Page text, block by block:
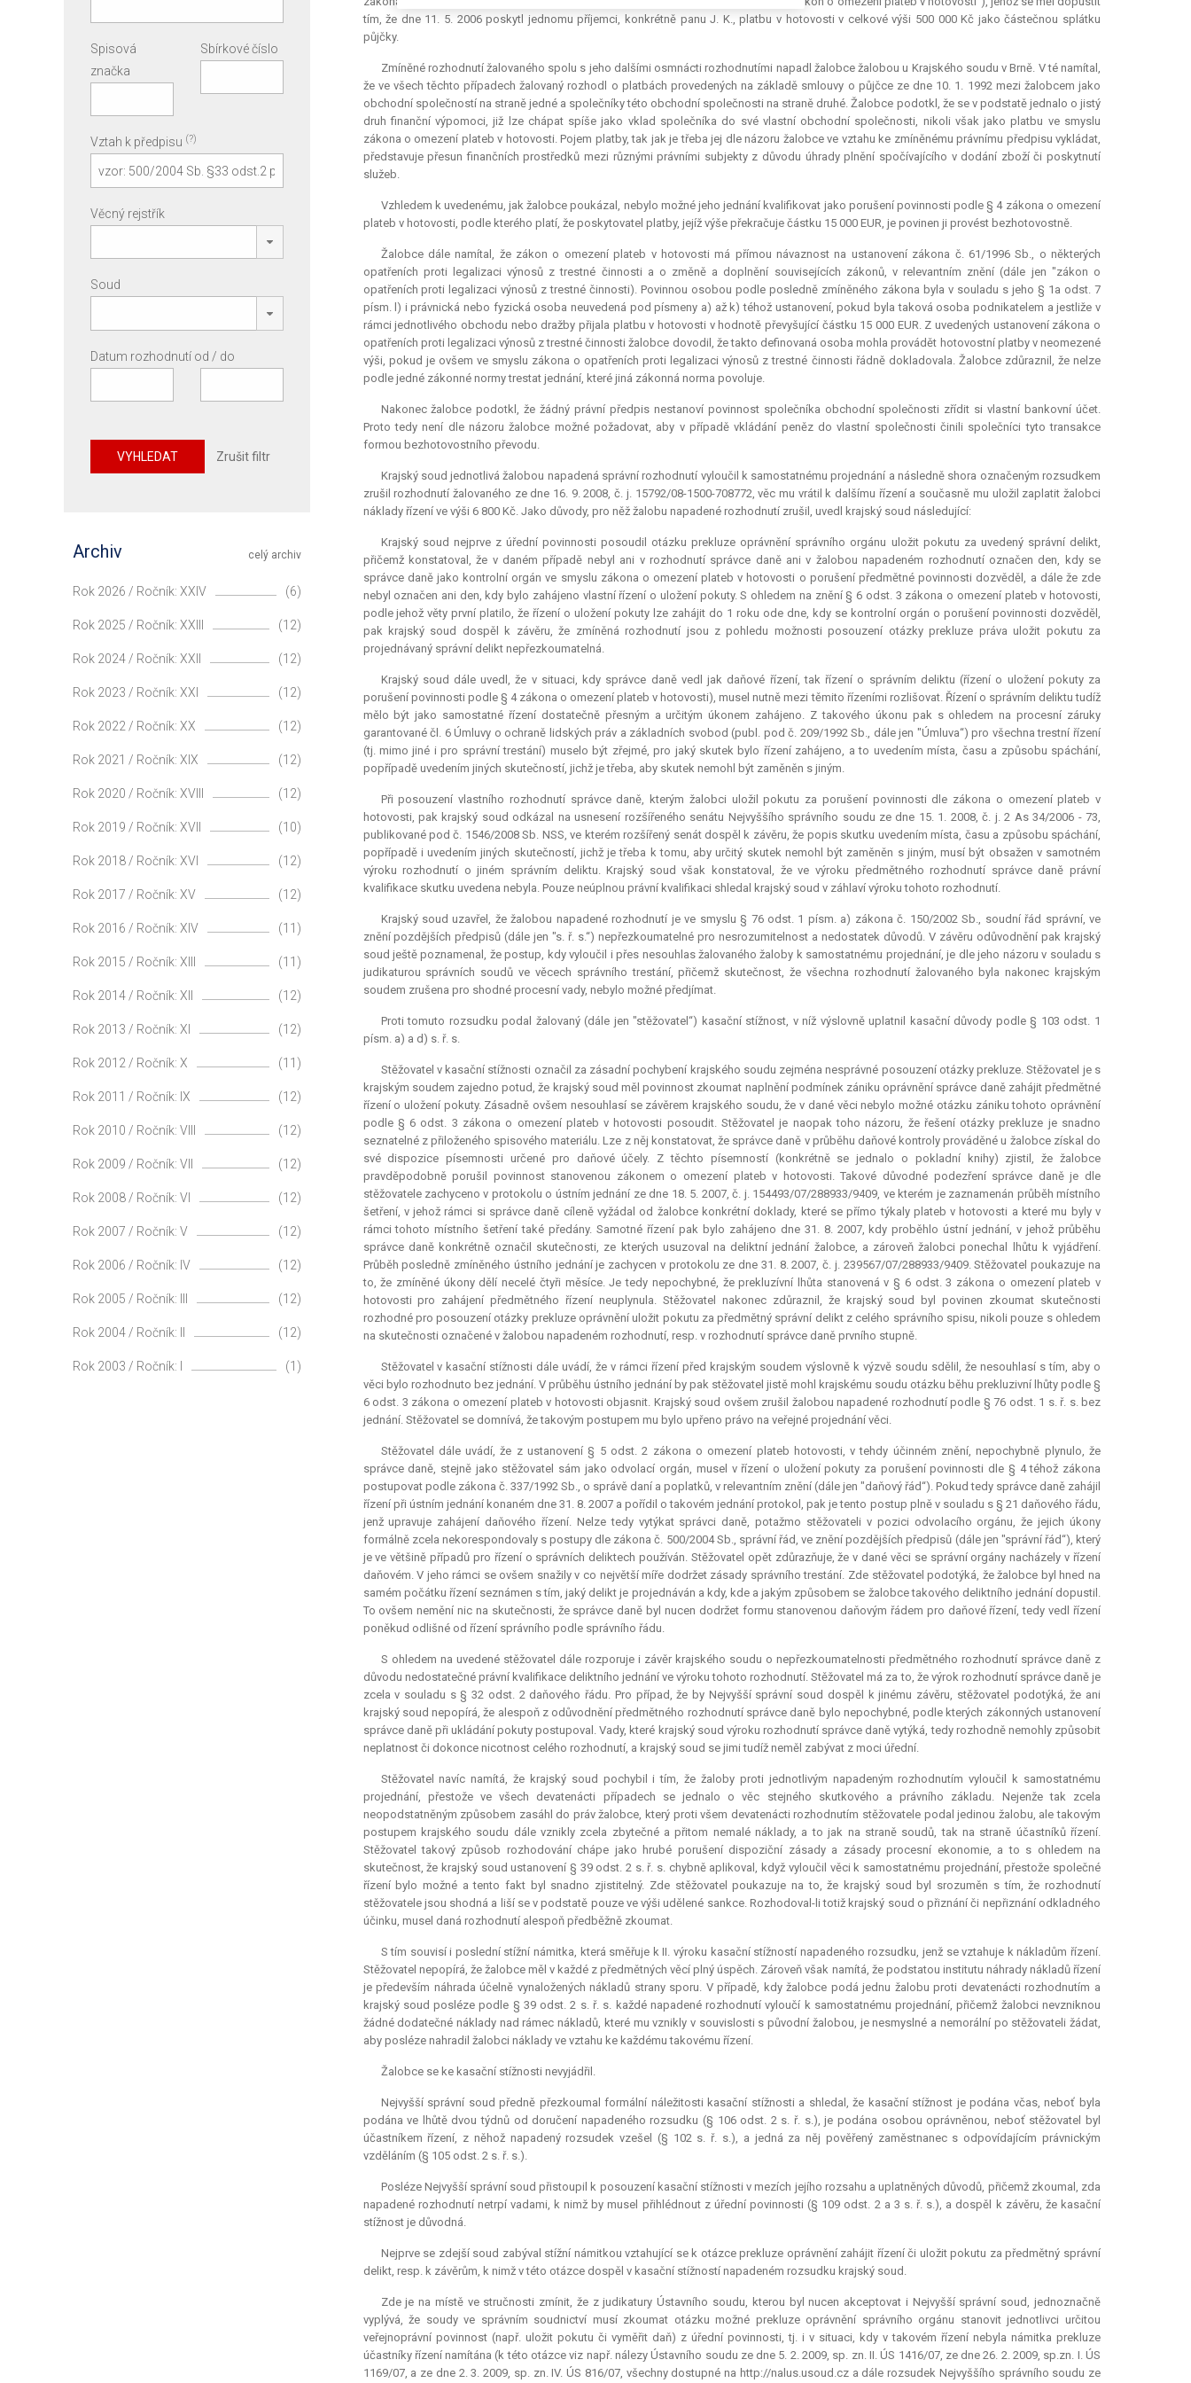
tím, že dne 11. 5. 2006 poskytl jednomu příjemci, konkrétně panu J. K., platbu v hotovosti v celkové výši 500 000 Kč jako částečnou splátku
půjčky.
Zmíněné rozhodnutí žalovaného spolu s jeho dalšími osmnácti rozhodnutími napadl žalobce žalobou u Krajského soudu v Brně. V té namítal,
že ve všech těchto případech žalovaný rozhodl o platbách provedených na základě smlouvy o půjčce ze dne 10. 1. 1992 mezi žalobcem jako
obchodní společností na straně jedné a společníky této obchodní společnosti na straně druhé. Žalobce podotkl, že se v podstatě jednalo o jistý
druh finanční výpomoci, již lze chápat spíše jako vklad společníka do své vlastní obchodní společnosti, nikoli však jako platbu ve smyslu
zákona o omezení plateb v hotovosti. Pojem platby, tak jak je třeba jej dle názoru žalobce ve vztahu ke zmíněnému právnímu předpisu vykládat,
představuje přesun finančních prostředků mezi různými právními subjekty z důvodu úhrady plnění spočívajícího v dodání zboží či poskytnutí
služeb.
Vzhledem k uvedenému, jak žalobce poukázal, nebylo možné jeho jednání kvalifikovat jako porušení povinnosti podle § 4 zákona o omezení
plateb v hotovosti, podle kterého platí, že poskytovatel platby, jejíž výše překračuje částku 15 000 EUR, je povinen ji provést bezhotovostně.
Žalobce dále namítal, že zákon o omezení plateb v hotovosti má přímou návaznost na ustanovení zákona č. 61/1996 Sb., o některých
opatřeních proti legalizaci výnosů z trestné činnosti a o změně a doplnění souvisejících zákonů, v relevantním znění (dále jen "zákon o
opatřeních proti legalizaci výnosů z trestné činnosti). Povinnou osobou podle posledně zmíněného zákona byla v souladu s jeho § 1a odst. 7
písm. l) i právnická nebo fyzická osoba neuvedená pod písmeny a) až k) téhož ustanovení, pokud byla taková osoba podnikatelem a jestliže v
rámci jednotlivého obchodu nebo dražby přijala platbu v hotovosti v hodnotě převyšující částku 15 000 EUR. Z uvedených ustanovení zákona o
opatřeních proti legalizaci výnosů z trestné činnosti žalobce dovodil, že takto definovaná osoba mohla provádět hotovostní platby v neomezené
výši, pokud je ovšem ve smyslu zákona o opatřeních proti legalizaci výnosů z trestné činnosti řádně dokladovala. Žalobce zdůraznil, že nelze
podle jedné zákonné normy trestat jednání, které jiná zákonná norma povoluje.
Nakonec žalobce podotkl, že žádný právní předpis nestanoví povinnost společníka obchodní společnosti zřídit si vlastní bankovní účet.
Proto tedy není dle názoru žalobce možné požadovat, aby v případě vkládání peněz do vlastní společnosti činili společníci tyto transakce
formou bezhotovostního převodu.
Krajský soud jednotlivá žalobou napadená správní rozhodnutí vyloučil k samostatnému projednání a následně shora označeným rozsudkem
zrušil rozhodnutí žalovaného ze dne 16. 9. 2008, č. j. 15792/08-1500-708772, věc mu vrátil k dalšímu řízení a současně mu uložil zaplatit žalobci
náklady řízení ve výši 6 800 Kč. Jako důvody, pro něž žalobu napadené rozhodnutí zrušil, uvedl krajský soud následující:
Krajský soud nejprve z úřední povinnosti posoudil otázkuprekluze oprávnění správního orgánu uložit pokutu za uvedený správní delikt,
přičemž konstatoval, že v daném případě nebyl ani v rozhodnutí správce daně ani v žalobou napadeném rozhodnutí označen den, kdy se
správce daně jako kontrolní orgán ve smyslu zákona o omezení plateb v hotovosti o porušení předmětné povinnosti dozvěděl, a dále že zde
nebyl označen ani den, kdy bylo zahájeno vlastní řízení o uložení pokuty. S ohledem na znění § 6 odst. 3 zákona o omezení plateb v hotovosti,
podle jehož věty první platilo, že řízení o uložení pokuty lze zahájit do 1 roku ode dne, kdy se kontrolní orgán o porušení povinnosti dozvěděl,
pak krajský soud dospěl k závěru, že zmíněná rozhodnutí jsou z pohledu možnosti posouzení otázkyprekluze práva uložit pokutu za
projednávaný správní delikt nepřezkoumatelná.
Krajský soud dále uvedl, že v situaci, kdy správce daně vedl jak daňové řízení, tak řízení o správním deliktu (řízení o uložení pokuty za
porušení povinnosti podle § 4 zákona o omezení plateb v hotovosti), musel nutně mezi těmito řízeními rozlišovat. Řízení o správním deliktu tudíž
mělo být jako samostatné řízení dostatečně přesným a určitým úkonem zahájeno. Z takového úkonu pak s ohledem na procesní záruky
garantované čl. 6 Úmluvy o ochraně lidských práv a základních svobod (publ. pod č. 209/1992 Sb., dále jen "Úmluva“) pro všechna trestní řízení
(tj. mimo jiné i pro správní trestání) muselo být zřejmé, pro jaký skutek bylo řízení zahájeno, a to uvedením místa, času a způsobu spáchání,
popřípadě uvedením jiných skutečností, jichž je třeba, aby skutek nemohl být zaměněn s jiným.
Při posouzení vlastního rozhodnutí správce daně, kterým žalobci uložil pokutu za porušení povinnosti dle zákona o omezení plateb v
hotovosti, pak krajský soud odkázal na usnesení rozšířeného senátu Nejvyššího správního soudu ze dne 15. 1. 2008, č. j. 2 As 34/2006 - 73,
publikované pod č. 1546/2008 Sb. NSS, ve kterém rozšířený senát dospěl k závěru, že popis skutku uvedením místa, času a způsobu spáchání,
popřípadě i uvedením jiných skutečností, jichž je třeba k tomu, aby určitý skutek nemohl být zaměněn s jiným, musí být obsažen v samotném
výroku rozhodnutí o jiném správním deliktu. Krajský soud však konstatoval, že ve výroku předmětného rozhodnutí správce daně právní
kvalifikace skutku uvedena nebyla. Pouze neúplnou právní kvalifikaci shledal krajský soud v záhlaví výroku tohoto rozhodnutí.
Krajský soud uzavřel, že žalobou napadené rozhodnutí je ve smyslu § 76 odst. 1 písm. a) zákona č. 150/2002 Sb., soudní řád správní, ve
znění pozdějších předpisů (dále jen "s. ř. s.“) nepřezkoumatelné pro nesrozumitelnost a nedostatek důvodů. V závěru odůvodnění pak krajský
soud ještě poznamenal, že postup, kdy vyloučil i přes nesouhlas žalovaného žaloby k samostatnému projednání, je dle jeho názoru v souladu s
judikaturou správních soudů ve věcech správního trestání, přičemž skutečnost, že všechna rozhodnutí žalovaného byla nakonec krajským
soudem zrušena pro shodné procesní vady, nebylo možné předjímat.
Proti tomuto rozsudku podal žalovaný (dále jen "stěžovatel“) kasační stížnost, v níž výslovně uplatnil kasační důvody podle § 103 odst. 1
písm. a) a d) s. ř. s.
Stěžovatel v kasační stížnosti označil za zásadní pochybení krajského soudu zejména nesprávné posouzení otázkyprekluze. Stěžovatel je s
krajským soudem zajedno potud, že krajský soud měl povinnost zkoumat naplnění podmínek zániku oprávnění správce daně zahájit předmětné
řízení o uložení pokuty. Zásadně ovšem nesouhlasí se závěrem krajského soudu, že v dané věci nebylo možné otázku zániku tohoto oprávnění
podle § 6 odst. 3 zákona o omezení plateb v hotovosti posoudit. Stěžovatel je naopak toho názoru, že řešení otázkyprekluze je snadno
seznatelné z přiloženého spisového materiálu. Lze z něj konstatovat, že správce daně v průběhu daňové kontroly prováděné u žalobce získal do
své dispozice písemnosti určené pro daňové účely. Z těchto písemností (konkrétně se jednalo o pokladní knihy) zjistil, že žalobce
pravděpodobně porušil povinnost stanovenou zákonem o omezení plateb v hotovosti. Takové důvodné podezření správce daně je dle
stěžovatele zachyceno v protokolu o ústním jednání ze dne 18. 5. 2007, č. j. 154493/07/288933/9409, ve kterém je zaznamenán průběh místního
šetření, v jehož rámci si správce daně cíleně vyžádal od žalobce konkrétní doklady, které se přímo týkaly plateb v hotovosti a které mu byly v
rámci tohoto místního šetření také předány. Samotné řízení pak bylo zahájeno dne 31. 8. 2007, kdy proběhlo ústní jednání, v jehož průběhu
správce daně konkrétně označil skutečnosti, ze kterých usuzoval na deliktní jednání žalobce, a zároveň žalobci ponechal lhůtu k vyjádření.
Průběh posledně zmíněného ústního jednání je zachycen v protokolu ze dne 31. 8. 2007, č. j. 239567/07/288933/9409. Stěžovatel poukazuje na
to, že zmíněné úkony dělí necelé čtyři měsíce. Je tedy nepochybné, že prekluzívní lhůta stanovená v § 6 odst. 3 zákona o omezení plateb v
hotovosti pro zahájení předmětného řízení neuplynula. Stěžovatel nakonec zdůraznil, že krajský soud byl povinen zkoumat skutečnosti
rozhodné pro posouzení otázky prekluzeoprávnění uložit pokutu za předmětný správní delikt z celého správního spisu, nikoli pouze s ohledem
na skutečnosti označené v žalobou napadeném rozhodnutí, resp. v rozhodnutí správce daně prvního stupně.
Stěžovatel v kasační stížnosti dále uvádí, že v rámci řízení před krajským soudem výslovně k výzvě soudu sdělil, že nesouhlasí s tím, aby o
věci bylo rozhodnuto bez jednání. V průběhu ústního jednání by pak stěžovatel jistě mohl krajskému soudu otázku běhu prekluzivní lhůty podle §
6 odst. 3 zákona o omezení plateb v hotovosti objasnit. Krajský soud ovšem zrušil žalobou napadené rozhodnutí podle § 76 odst. 1 s. ř. s. bez
jednání. Stěžovatel se domnívá, že takovým postupem mu bylo upřeno právo na veřejné projednání věci.
Stěžovatel dále uvádí, že z ustanovení § 5 odst. 2 zákona o omezení plateb hotovosti, v tehdy účinném znění, nepochybně plynulo, že
správce daně, stejně jako stěžovatel sám jako odvolací orgán, musel v řízení o uložení pokuty za porušení povinnosti dle § 4 téhož zákona
postupovat podle zákona č. 337/1992 Sb., o správě daní a poplatků, v relevantním znění (dále jen "daňový řád“). Pokud tedy správce daně zahájil
řízení při ústním jednání konaném dne 31. 8. 2007 a pořídil o takovém jednání protokol, pak je tento postup plně v souladu s § 21 daňového řádu,
jenž upravuje zahájení daňového řízení. Nelze tedy vytýkat správci daně, potažmo stěžovateli v pozici odvolacího orgánu, že jejich úkony
formálně zcela nekorespondovaly s postupy dle zákona č. 500/2004 Sb., správní řád, ve znění pozdějších předpisů (dále jen "správní řád“), který
je ve většině případů pro řízení o správních deliktech používán. Stěžovatel opět zdůrazňuje, že v dané věci se správní orgány nacházely v řízení
daňovém. V jeho rámci se ovšem snažily v co největší míře dodržet zásady správního trestání. Zde stěžovatel podotýká, že žalobce byl hned na
samém počátku řízení seznámen s tím, jaký delikt je projednáván a kdy, kde a jakým způsobem se žalobce takového deliktního jednání dopustil.
To ovšem nemění nic na skutečnosti, že správce daně byl nucen dodržet formu stanovenou daňovým řádem pro daňové řízení, tedy vedl řízení
poněkud odlišné od řízení správního podle správního řádu.
S ohledem na uvedené stěžovatel dále rozporuje i závěr krajského soudu o nepřezkoumatelnosti předmětného rozhodnutí správce daně z
důvodu nedostatečné právní kvalifikace deliktního jednání ve výroku tohoto rozhodnutí. Stěžovatel má za to, že výrok rozhodnutí správce daně je
zcela v souladu s § 32 odst. 2 daňového řádu. Pro případ, že by Nejvyšší správní soud dospěl k jinému závěru, stěžovatel podotýká, že ani
krajský soud nepopírá, že alespoň z odůvodnění předmětného rozhodnutí správce daně bylo nepochybné, podle kterých zákonných ustanovení
správce daně při ukládání pokuty postupoval. Vady, které krajský soud výroku rozhodnutí správce daně vytýká, tedy rozhodně nemohly způsobit
neplatnost či dokonce nicotnost celého rozhodnutí, a krajský soud se jimi tudíž neměl zabývat z moci úřední.
Stěžovatel navíc namítá, že krajský soud pochybil i tím, že žaloby proti jednotlivým napadeným rozhodnutím vyloučil k samostatnému
projednání, přestože ve všech devatenácti případech se jednalo o věc stejného skutkového a právního základu. Nejenže tak zcela
neopodstatněným způsobem zasáhl do práv žalobce, který proti všem devatenácti rozhodnutím stěžovatele podal jedinou žalobu, ale takovým
postupem krajského soudu dále vznikly zcela zbytečné a přitom nemalé náklady, a to jak na straně soudů, tak na straně účastníků řízení.
Stěžovatel takový způsob rozhodování chápe jako hrubé porušení dispoziční zásady a zásady procesní ekonomie, a to s ohledem na
skutečnost, že krajský soud ustanovení § 39 odst. 2 s. ř. s. chybně aplikoval, když vyloučil věci k samostatnému projednání, přestože společné
řízení bylo možné a tento fakt byl snadno zjistitelný. Zde stěžovatel poukazuje na to, že krajský soud byl srozuměn s tím, že rozhodnutí
stěžovatele jsou shodná a liší se v podstatě pouze ve výši udělené sankce. Rozhodoval-li totiž krajský soud o přiznání či nepřiznání odkladného
účinku, musel daná rozhodnutí alespoň předběžně zkoumat.
S tím souvisí i poslední stížní námitka, která směřuje k II. výroku kasační stížností napadeného rozsudku, jenž se vztahuje k nákladům řízení.
Stěžovatel nepopírá, že žalobce měl v každé z předmětných věcí plný úspěch. Zároveň však namítá, že podstatou institutu náhrady nákladů řízení
je především náhrada účelně vynaložených nákladů strany sporu. V případě, kdy žalobce podá jednu žalobu proti devatenácti rozhodnutím a
krajský soud posléze podle § 39 odst. 2 s. ř. s. každé napadené rozhodnutí vyloučí k samostatnému projednání, přičemž žalobci nevzniknou
žádné dodatečné náklady nad rámec nákladů, které mu vznikly v souvislosti s původní žalobou, je nesmyslné a nemorální po stěžovateli žádat,
aby posléze nahradil žalobci náklady ve vztahu ke každému takovému řízení.
Žalobce se ke kasační stížnosti nevyjádřil.
Nejvyšší správní soud předně přezkoumal formální náležitosti kasační stížnosti a shledal, že kasační stížnost je podána včas, neboť byla
podána ve lhůtě dvou týdnů od doručení napadeného rozsudku (§ 106 odst. 2 s. ř. s.), je podána osobou oprávněnou, neboť stěžovatel byl
účastníkem řízení, z něhož napadený rozsudek vzešel (§ 102 s. ř. s.), a jedná za něj pověřený zaměstnanec s odpovídajícím právnickým
vzděláním (§ 105 odst. 2 s. ř. s.).
Posléze Nejvyšší správní soud přistoupil k posouzení kasační stížnosti v mezích jejího rozsahu a uplatněných důvodů, přičemž zkoumal, zda
napadené rozhodnutí netrpí vadami, k nimž by musel přihlédnout z úřední povinnosti (§ 109 odst. 2 a 3 s. ř. s.), a dospěl k závěru, že kasační
stížnost je důvodná.
Nejprve se zdejší soud zabýval stížní námitkou vztahující se k otázceprekluze oprávnění zahájit řízení či uložit pokutu za předmětný správní
delikt, resp. k závěrům, k nimž v této otázce dospěl v kasační stížností napadeném rozsudku krajský soud.
Zde je na místě ve stručnosti zmínit, že z judikatury Ústavního soudu, kterou byl nucen akceptovat i Nejvyšší správní soud, jednoznačně
vyplývá, že soudy ve správním soudnictví musí zkoumat otázku možné prekluzeoprávnění správního orgánu stanovit jednotlivci určitou
veřejnoprávní povinnost (např. uložit pokutu či vyměřit daň) z úřední povinnosti, tj. i v situaci, kdy v takovém řízení nebyla námitka prekluze
účastníky řízení namítána (k této otázce viz např. nálezy Ústavního soudu ze dne 5. 2. 2009, sp. zn. II. ÚS 1416/07, ze dne 26. 2. 2009, sp.zn. I. ÚS
1169/07, a ze dne 2. 3. 2009, sp. zn. IV. ÚS 816/07, všechny dostupné na http://nalus.usoud.cz a dále rozsudek Nejvyššího správního soudu ze
Spisová
značka
Sbírkové číslo
Vztah k předpisu (?)
Věcný rejstřík
Soud
Datum rozhodnutí od / do
VYHLEDAT Zrušit filtr
celý archiv
Archiv
Rok 2026 / Ročník: XXIV (6)
Rok 2025 / Ročník: XXIII (12)
Rok 2024 / Ročník: XXII (12)
Rok 2023 / Ročník: XXI (12)
Rok 2022 / Ročník: XX (12)
Rok 2021 / Ročník: XIX (12)
Rok 2020 / Ročník: XVIII (12)
Rok 2019 / Ročník: XVII (10)
Rok 2018 / Ročník: XVI (12)
Rok 2017 / Ročník: XV (12)
Rok 2016 / Ročník: XIV (11)
Rok 2015 / Ročník: XIII (11)
Rok 2014 / Ročník: XII (12)
Rok 2013 / Ročník: XI (12)
Rok 2012 / Ročník: X (11)
Rok 2011 / Ročník: IX (12)
Rok 2010 / Ročník: VIII (12)
Rok 2009 / Ročník: VII (12)
Rok 2008 / Ročník: VI (12)
Rok 2007 / Ročník: V (12)
Rok 2006 / Ročník: IV (12)
Rok 2005 / Ročník: III (12)
Rok 2004 / Ročník: II (12)
Rok 2003 / Ročník: I (1)